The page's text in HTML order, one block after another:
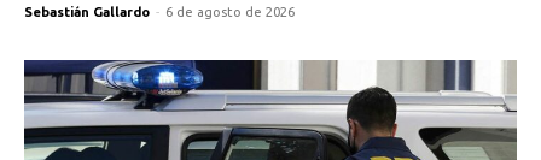
Sebastián Gallardo - 6 de agosto de 2026